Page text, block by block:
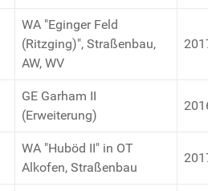
WA "Eginger Feld
(Ritzging)", Straßenbau,
AW, WV
GE Garham II
(Erweiterung)
WA "Huböd II" in OT
Alkofen, Straßenbau